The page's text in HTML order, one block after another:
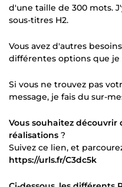
d'une taille de 300 mots.
sous-titres H2.
Vous avez d'autres
différentes options que je
Si vous ne trouvez pas
message, je fais du sur-
Vous souhaitez découvrir
réalisations ?
Suivez ce lien, et
https://urls.fr/C3dc5k